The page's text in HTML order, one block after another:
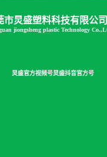
市炅盛塑料科技有限公司
jiongsheng plastic Technology
炅盛官方视频号炅盛抖音官方号